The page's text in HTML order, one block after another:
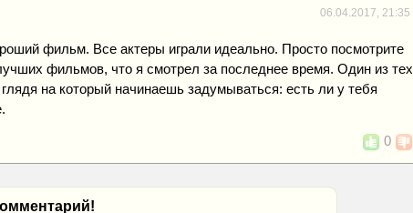
06.04.2017, 21:35
фильм. Все актеры играли идеально. Просто посмотрите
фильмов, что я смотрел за последнее время. Один из тех
на который начинаешь задумываться: есть ли у тебя
0